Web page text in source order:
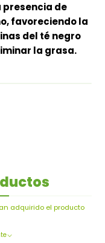
presencia de
favoreciendo la
del té negro
la grasa.
adquirido el producto